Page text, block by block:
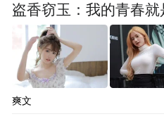
盗香窃玉：我的青春就
爽文